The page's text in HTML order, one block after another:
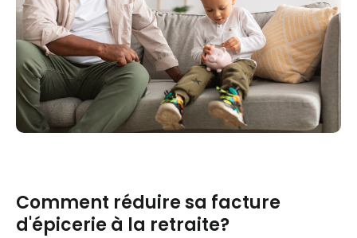
Comment réduire sa facture
d'épicerie à la retraite?